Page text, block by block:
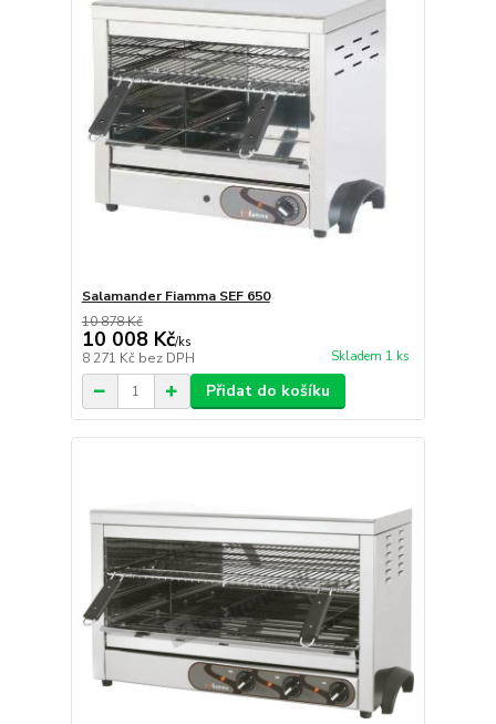
Salamander Fiamma SEF 650
10 878 Kč
10 008 Kč/ks
8 271 Kč bez DPH Skladem 1 ks
Přidat do košíku